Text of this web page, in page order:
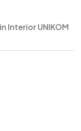
Interior UNIKOM